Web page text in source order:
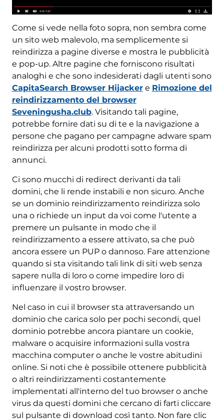
Come si vede nella foto sopra, non sembra come
un sito web malevolo, ma semplicemente si
reindirizza a pagine diverse e mostra le pubblicità
e pop-up. Altre pagine che forniscono risultati
analoghi e che sono indesiderati dagli utenti sono
CapitaSearch Browser Hijackere Rimozione del
reindirizzamento del browser
Seveningusha.club. Visitando tali pagine,
potrebbe fornire dati su di te e la navigazione a
persone che pagano per campagne adware spam
reindirizza per alcuni prodotti sotto forma di
annunci.
Ci sono mucchi di redirect derivanti da tali
domini, che li rende instabili e non sicuro. Anche
se un dominio reindirizzamento reindirizza solo
una o richiede un input da voi come l'utente a
premere un pulsante in modo che il
reindirizzamento a essere attivato, sa che può
ancora essere un PUP o dannoso. Fare attenzione
quando si sta visitando tali link di siti web senza
sapere nulla di loro o come impedire loro di
influenzare il vostro browser.
Nel caso in cui il browser sta attraversando un
dominio che carica solo per pochi secondi, quel
dominio potrebbe ancora piantare un cookie,
malware o acquisire informazioni sulla vostra
macchina computer o anche le vostre abitudini
online. Si noti che è possibile ottenere pubblicità
o altri reindirizzamenti costantemente
implementati all'interno del tuo browser o anche
virus da questi domini che cercano di farti cliccare
sul pulsante di download così tanto. Non fare clic